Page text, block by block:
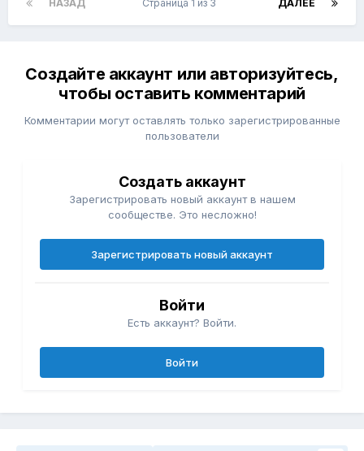
НАЗАД ДАЛЕЕ
Страница 1 из 3
Создайте аккаунт или авторизуйтесь,
чтобы оставить комментарий
Комментарии могут оставлять только зарегистрированные
пользователи
Создать аккаунт
Зарегистрировать новый аккаунт в нашем
сообществе. Это несложно!
Зарегистрировать новый аккаунт
Войти
Есть аккаунт? Войти.
Войти